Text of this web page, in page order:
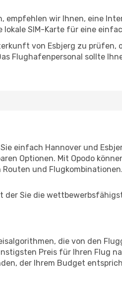
empfehlen wir Ihnen, eine
SIM-Karte für eine
von Esbjerg zu prüfen,
Flughafenpersonal sollte
einfach Hannover und
Optionen. Mit Opodo
und Flugkombinationen.
der Sie die
die von den
Preis für Ihren Flug
der Ihrem Budget